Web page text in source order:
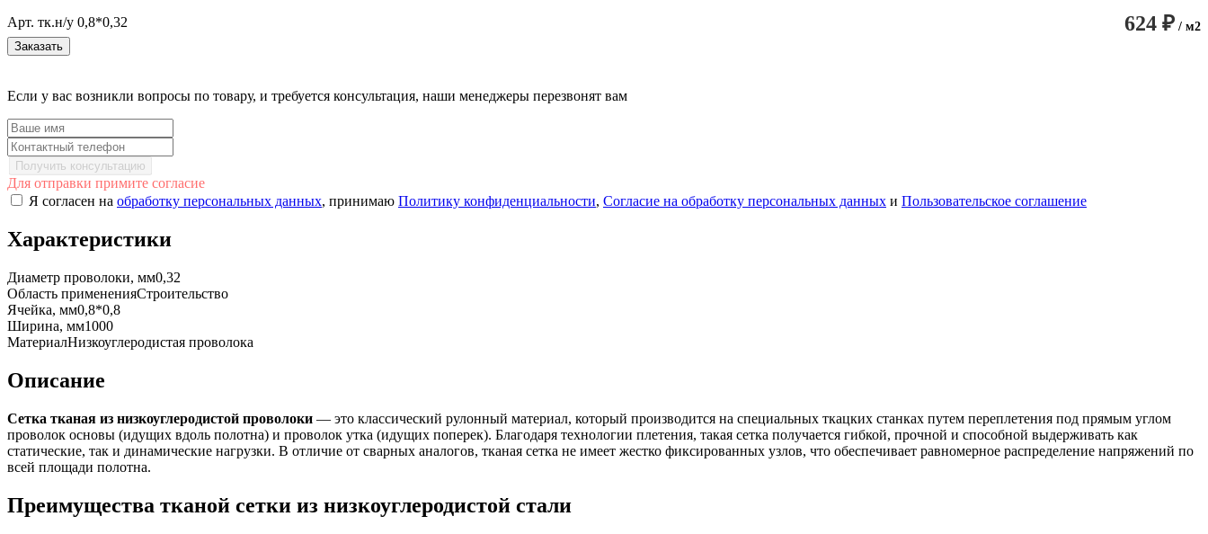
Арт. тк.н/у 0,8*0,32 624 ₽ / м2
Заказать
Если у вас возникли вопросы по товару, и требуется консультация, наши менеджеры перезвонят вам
Получить консультацию
Для отправки примите согласие
Я согласен на обработку персональных данных, принимаю Политику конфиденциальности, Согласие на обработку персональных данных и Пользовательское соглашение
Характеристики
Диаметр проволоки, мм0,32
Область примененияСтроительство
Ячейка, мм0,8*0,8
Ширина, мм1000
МатериалНизкоуглеродистая проволока
Описание
Сетка тканая из низкоуглеродистой проволоки — это классический рулонный материал, который производится на специальных ткацких станках путем переплетения под прямым углом
проволок основы (идущих вдоль полотна) и проволок утка (идущих поперек). Благодаря технологии плетения, такая сетка получается гибкой, прочной и способной выдерживать как
статические, так и динамические нагрузки. В отличие от сварных аналогов, тканая сетка не имеет жестко фиксированных узлов, что обеспечивает равномерное распределение напряжений по
всей площади полотна.
Преимущества тканой сетки из низкоуглеродистой стали